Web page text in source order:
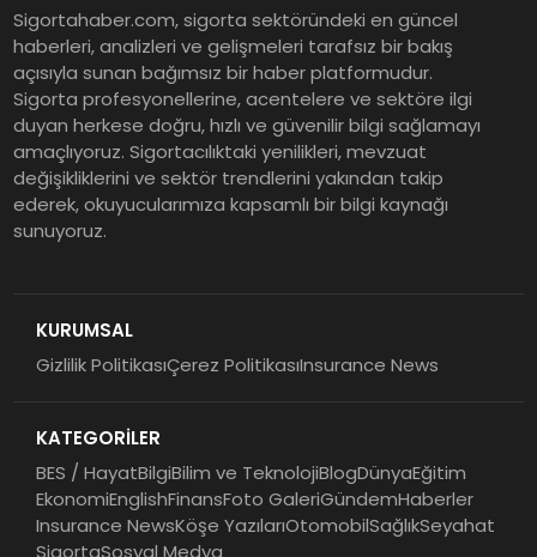
Murat Bilim, ANA Sigorta Satış
Grup Müdürü Olarak Atandı
Tasarruf tercihi bölünüyor:
Mevduat kısa vadeyi, koruma
ürünleri uzun vadeyi tutuyor
ING Türkiye 2026 Yılının İlk
Sigortahaber.com, sigorta sektöründeki en güncel
haberleri, analizleri ve gelişmeleri tarafsız bir bakış
açısıyla sunan bağımsız bir haber platformudur.
Sigorta profesyonellerine, acentelere ve sektöre ilgi
duyan herkese doğru, hızlı ve güvenilir bilgi sağlamayı
amaçlıyoruz. Sigortacılıktaki yenilikleri, mevzuat
değişikliklerini ve sektör trendlerini yakından takip
ederek, okuyucularımıza kapsamlı bir bilgi kaynağı
sunuyoruz.
KURUMSAL
Gizlilik PolitikasıÇerez PolitikasıInsurance News
KATEGORİLER
BES / HayatBilgiBilim ve TeknolojiBlogDünyaEğitim
EkonomiEnglishFinansFoto GaleriGündemHaberler
Insurance NewsKöşe YazılarıOtomobilSağlıkSeyahat
SigortaSosyal Medya